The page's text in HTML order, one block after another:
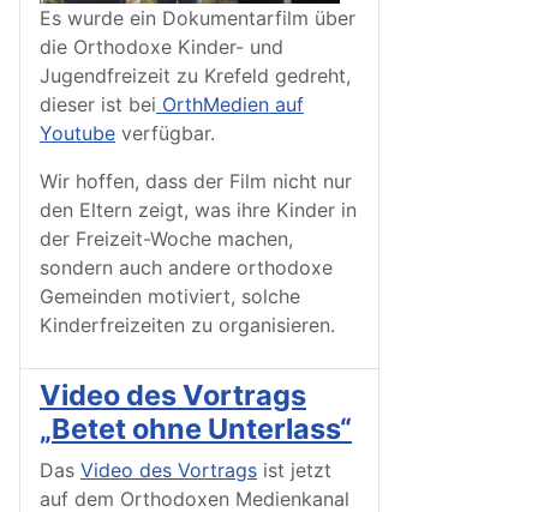
Es wurde ein Dokumentarfilm über
die Orthodoxe Kinder- und
Jugendfreizeit zu Krefeld gedreht,
dieser ist bei OrthMedien auf
Youtube verfügbar.
Wir hoffen, dass der Film nicht nur
den Eltern zeigt, was ihre Kinder in
der Freizeit-Woche machen,
sondern auch andere orthodoxe
Gemeinden motiviert, solche
Kinderfreizeiten zu organisieren.
Video des Vortrags
„Betet ohne Unterlass“
Das Video des Vortrags ist jetzt
auf dem Orthodoxen Medienkanal